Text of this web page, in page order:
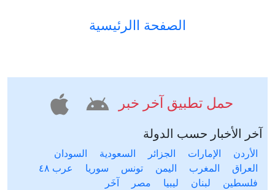
الصفحة االرئيسية
حمل تطبيق آخر خبر
آخر الأخبار حسب الدولة
الأردن الإمارات الجزائر السعودية
السودان
العراق
المغرب اليمن تونس سوريا
عرب ٤٨
فلسطين
لبنان ليبيا مصر آخَر